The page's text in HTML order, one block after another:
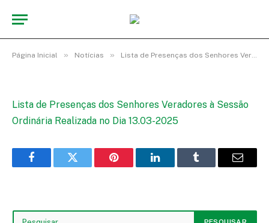
Página Inicial » Notícias » Lista de Presenças dos Senhores Vereadores à Sessão Ordinária Realizada no Dia 13.03-2025
13.03-2025
Lista de Presenças dos Senhores Veradores à Sessão
Ordinária Realizada no Dia 13.03-2025
FacebookTwitter Pinterest LinkedInTumblr
E-